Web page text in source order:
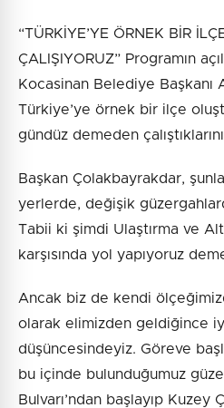
“TÜRKİYE’YE ÖRNEK BİR
ÇALIŞIYORUZ” Programın
Kocasinan Belediye Başkanı
Türkiye’ye örnek bir ilçe
gündüz demeden
Başkan Çolakbayrakdar,
yerlerde, değişik
Tabii ki şimdi Ulaştırma ve
karşısında yol yapıyoruz
Ancak biz de kendi
olarak elimizden geldiğince iyi
düşüncesindeyiz. Göreve
bu içinde bulunduğumuz
Bulvarı’ndan başlayıp Kuzey